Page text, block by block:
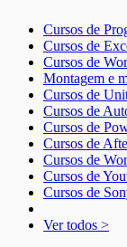
Cursos de
Cursos de
Cursos de
Montagem e
Cursos de
Cursos de
Cursos de
Cursos de
Cursos de
Cursos de
Cursos de
Ver todos >